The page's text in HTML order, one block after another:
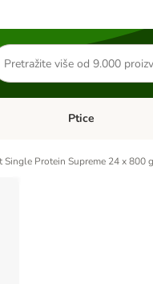
Pregled
Ptice
Protein Supreme 24 x 800 g